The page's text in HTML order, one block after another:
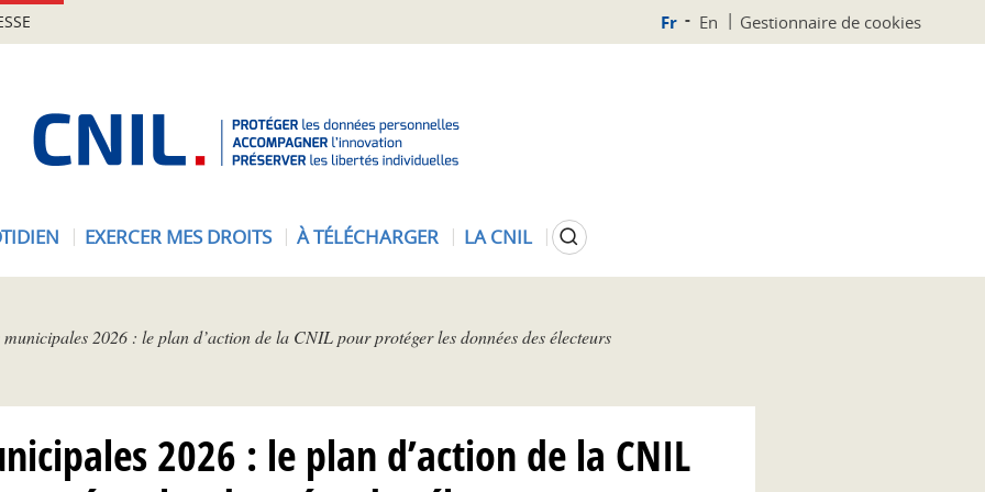
Fr En Gestionnaire de cookies
N
EXERCER MES DROITS À TÉLÉCHARGER LA CNIL Rechercher
2026 : le plan d’action de la CNIL pour protéger les données des électeurs
2026 : le plan d’action de la CNIL